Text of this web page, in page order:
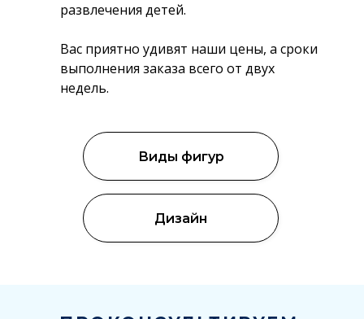
развлечения детей.
Вас приятно удивят наши цены, а сроки
выполнения заказа всего от двух
недель.
Виды фигур
Дизайн